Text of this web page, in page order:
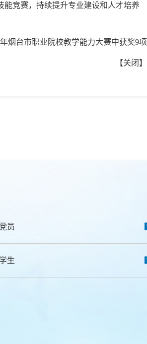
竞赛，持续提升专业建设和人才培养
烟台市职业院校教学能力大赛中获奖9项
【关闭 】
员
生